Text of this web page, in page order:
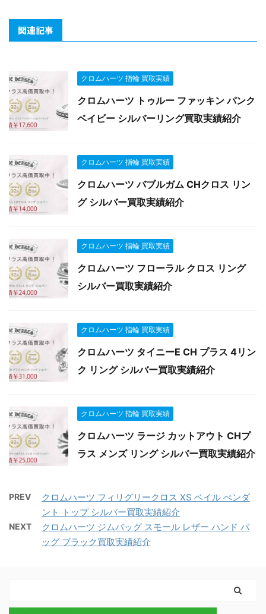
関連記事
クロムハーツ 指輪 買取実績
クロムハーツ トゥルー ファッキン パンク
ベイビー シルバーリング買取実績紹介
クロムハーツ 指輪 買取実績
クロムハーツ バブルガム CHクロス リン
グ シルバー買取実績紹介
クロムハーツ 指輪 買取実績
クロムハーツ フローラル クロス リング
シルバー買取実績紹介
クロムハーツ 指輪 買取実績
クロムハーツ タイニーE CH プラス 4リン
ク リング シルバー買取実績紹介
クロムハーツ 指輪 買取実績
クロムハーツ ラージ カットアウト CHプ
ラス メンズ リング シルバー買取実績紹介
PREV
クロムハーツ フィリグリークロス XS ベイル ぺンダ
ント トップ シルバー買取実績紹介
NEXT
クロムハーツ ジムバッグ スモール レザー ハンド バ
ッグ ブラック買取実績紹介